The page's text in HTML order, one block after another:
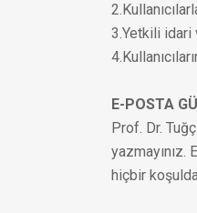
3.Yetkili idari
E-POSTA
Prof. Dr.
yazmayınız.
hiçbir